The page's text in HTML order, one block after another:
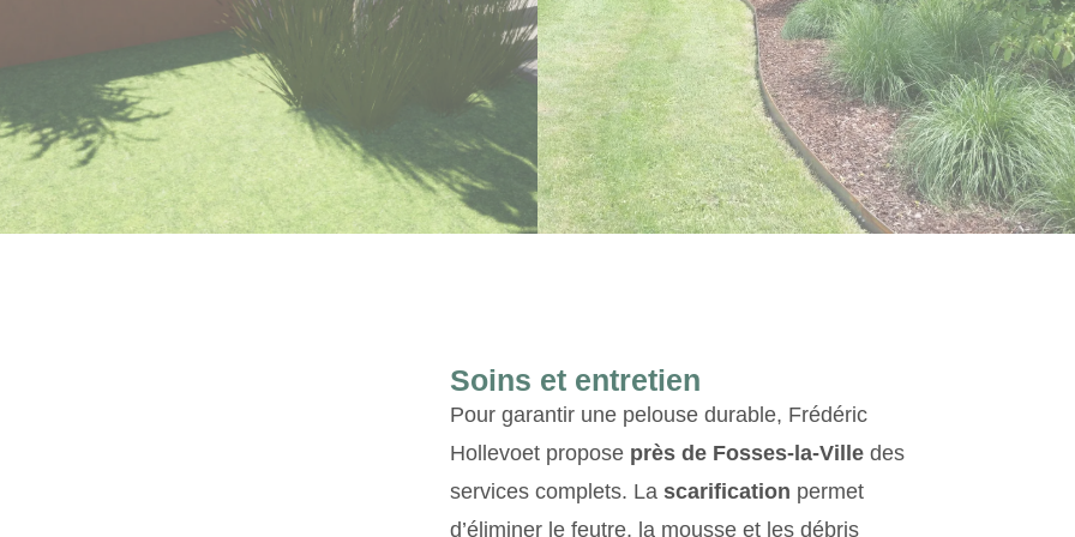
Soins et entretien
Pour garantir une pelouse durable, Frédéric
Hollevoet propose près de Fosses‑la‑Villedes
services complets. La scarification permet
d’éliminer le feutre, la mousse et les débris